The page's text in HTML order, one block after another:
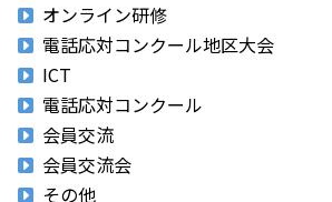
オンライン研修
電話応対コンクール地区大会
ICT
電話応対コンクール
会員交流
会員交流会
その他